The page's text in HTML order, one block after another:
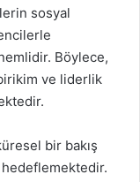
sosyal
Böylece,
ve liderlik
bir bakış